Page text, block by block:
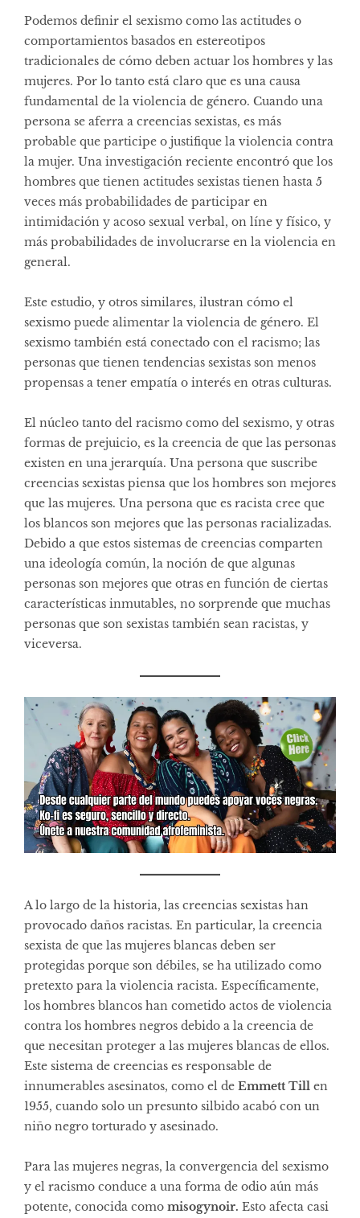
Podemos definir el sexismo como las actitudes o
comportamientos basados ​​en estereotipos
tradicionales de cómo deben actuar los hombres y las
mujeres. Por lo tanto está claro que es una causa
fundamental de la violencia de género. Cuando una
persona se aferra a creencias sexistas, es más
probable que participe o justifique la violencia contra
la mujer. Una investigación reciente encontró que los
hombres que tienen actitudes sexistas tienen hasta 5
veces más probabilidades de participar en
intimidación y acoso sexual verbal, on líne y físico, y
más probabilidades de involucrarse en la violencia en
general.
Este estudio, y otros similares, ilustran cómo el
sexismo puede alimentar la violencia de género. El
sexismo también está conectado con el racismo; las
personas que tienen tendencias sexistas son menos
propensas a tener empatía o interés en otras culturas.
El núcleo tanto del racismo como del sexismo, y otras
formas de prejuicio, es la creencia de que las personas
existen en una jerarquía. Una persona que suscribe
creencias sexistas piensa que los hombres son mejores
que las mujeres. Una persona que es racista cree que
los blancos son mejores que las personas racializadas.
Debido a que estos sistemas de creencias comparten
una ideología común, la noción de que algunas
personas son mejores que otras en función de ciertas
características inmutables, no sorprende que muchas
personas que son sexistas también sean racistas, y
viceversa.
A lo largo de la historia, las creencias sexistas han
provocado daños racistas. En particular, la creencia
sexista de que las mujeres blancas deben ser
protegidas porque son débiles, se ha utilizado como
pretexto para la violencia racista. Específicamente,
los hombres blancos han cometido actos de violencia
contra los hombres negros debido a la creencia de
que necesitan proteger a las mujeres blancas de ellos.
Este sistema de creencias es responsable de
innumerables asesinatos, como el de Emmett Till en
1955, cuando solo un presunto silbido acabó con un
niño negro torturado y asesinado.
Para las mujeres negras, la convergencia del sexismo
y el racismo conduce a una forma de odio aún más
potente, conocida como misogynoir. Esto afecta casi